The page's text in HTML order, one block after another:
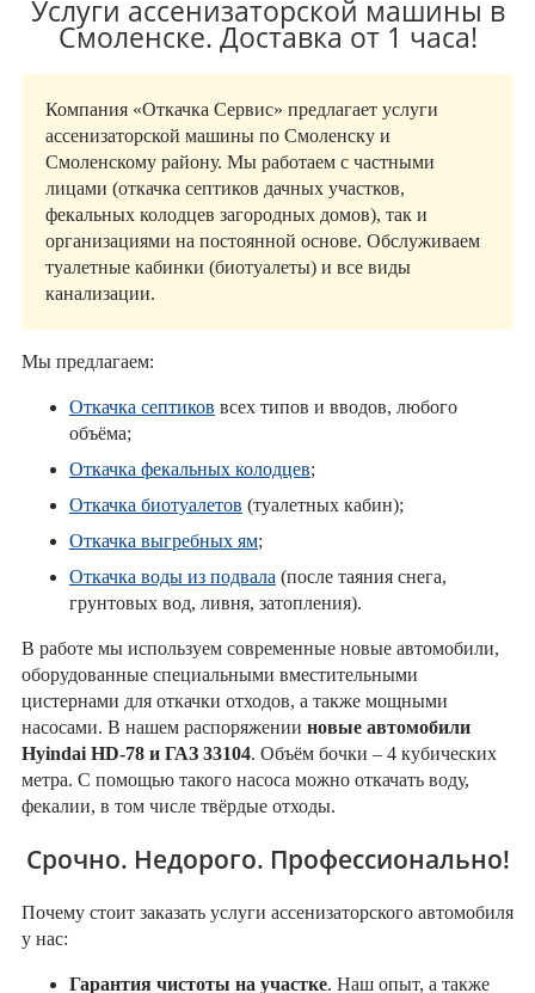
Услуги ассенизаторской машины в
Смоленске. Доставка от 1 часа!
Компания «Откачка Сервис» предлагает услуги
ассенизаторской машины по Смоленску и
Смоленскому району. Мы работаем с частными
лицами (откачка септиков дачных участков,
фекальных колодцев загородных домов), так и
организациями на постоянной основе. Обслуживаем
туалетные кабинки (биотуалеты) и все виды
канализации.
Мы предлагаем:
Откачка септиков всех типов и вводов, любого
объёма;
Откачка фекальных колодцев;
Откачка биотуалетов (туалетных кабин);
Откачка выгребных ям;
Откачка воды из подвала (после таяния снега,
грунтовых вод, ливня, затопления).
В работе мы используем современные новые автомобили,
оборудованные специальными вместительными
цистернами для откачки отходов, а также мощными
насосами. В нашем распоряжении новые автомобили
Hyindai HD-78 и ГАЗ 33104. Объём бочки – 4 кубических
метра. С помощью такого насоса можно откачать воду,
фекалии, в том числе твёрдые отходы.
Срочно. Недорого. Профессионально!
Почему стоит заказать услуги ассенизаторского автомобиля
у нас:
Гарантия чистоты на участке. Наш опыт, а также